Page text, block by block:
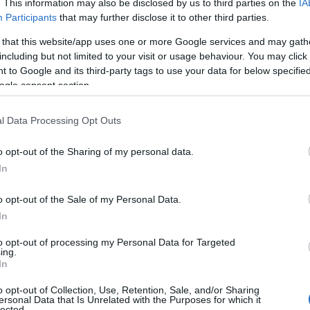
This information may also be disclosed by us to third parties on the
Participants that may further disclose it to other third parties.
that this website/app uses one or more Google services and may
but not limited to your visit or usage behaviour. You may
to Google and its third-party tags to use your data for below
consent section.
Data Processing Opt Outs
opt-out of the Sharing of my personal data.
opt-out of the Sale of my Personal Data.
opt-out of processing my Personal Data for Targeted
opt-out of Collection, Use, Retention, Sale, and/or Sharing
Data that Is Unrelated with the Purposes for which it
Καλλίτση, επιβεβαίωση της «Π»
του 50χρονου σε υποθέσεις ληστειών, δεδομένων των
που βρέθηκαν και κατασχέθηκαν στα δύο
Ζητούμενο επίσης για τις διωκτικές Αρχές είναι και το
πηγές στην «Π»,
διαρρηκτικά εργαλεία,
μεγάλο ετοίμαζε…».
για το όπλο στην υπόθεση Καλλίτση, άφωνοι